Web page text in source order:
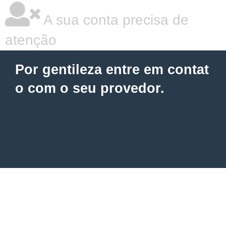
A sua conta precisa de
atenção
Por gentileza entre em contat
o com o seu provedor.